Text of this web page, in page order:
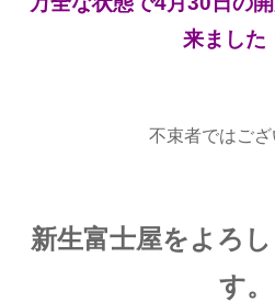
来ました
不束者ではご
新生富士屋をよろ
す。